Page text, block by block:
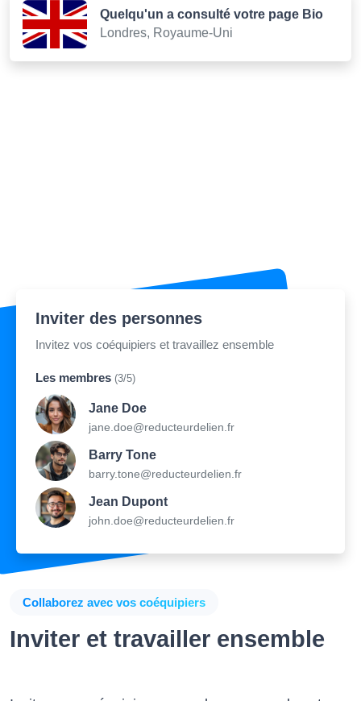
Quelqu'un a consulté votre page Bio
Londres, Royaume-Uni
Inviter des personnes
Invitez vos coéquipiers et travaillez ensemble
Les membres (3/5)
Jane Doe
jane.doe@reducteurdelien.fr
Barry Tone
barry.tone@reducteurdelien.fr
Jean Dupont
john.doe@reducteurdelien.fr
Collaborez avec vos coéquipiers
Inviter et travailler ensemble